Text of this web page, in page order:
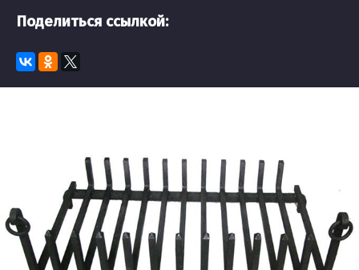
Поделиться ссылкой: